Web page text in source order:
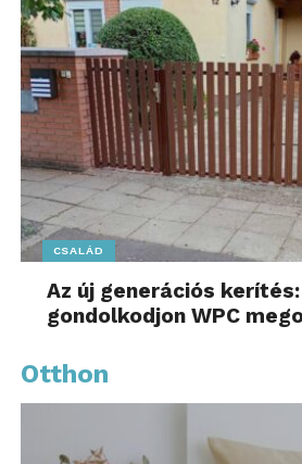
CSALÁD
Az új generációs
gondolkodjon WPC
Otthon